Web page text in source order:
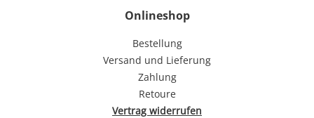
Onlineshop
Bestellung
Versand und Lieferung
Zahlung
Retoure
Vertrag widerrufen